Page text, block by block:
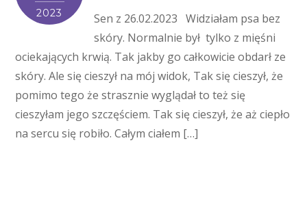
2023
Sen z 26.02.2023 Widziałam psa bez
skóry. Normalnie był tylko z mięśni
ociekających krwią. Tak jakby go całkowicie obdarł ze
skóry. Ale się cieszył na mój widok, Tak się cieszył, że
pomimo tego że strasznie wyglądał to też się
cieszyłam jego szczęściem. Tak się cieszył, że aż ciepło
na sercu się robiło. Całym ciałem […]